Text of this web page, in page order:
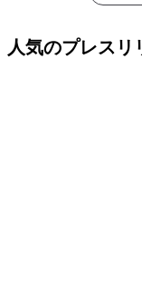
人気のプレスリ